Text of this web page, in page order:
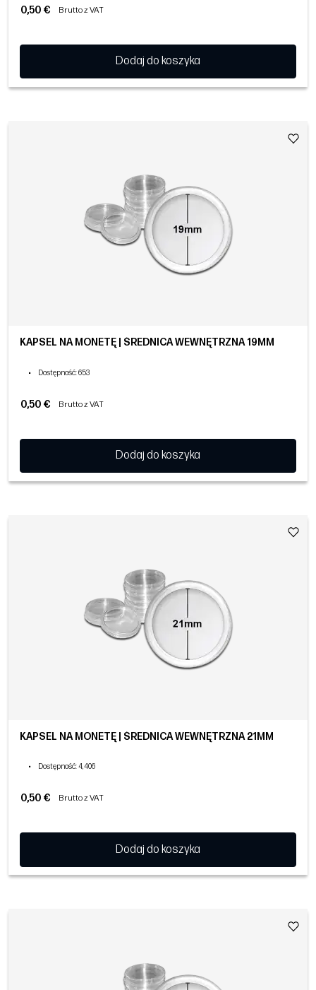
0,50 € Brutto z VAT
Dodaj do koszyka
KAPSEL NA MONETĘ | ŚREDNICA WEWNĘTRZNA 19MM
• Dostępność: 653
0,50 € Brutto z VAT
Dodaj do koszyka
KAPSEL NA MONETĘ | ŚREDNICA WEWNĘTRZNA 21MM
• Dostępność: 4,406
0,50 € Brutto z VAT
Dodaj do koszyka